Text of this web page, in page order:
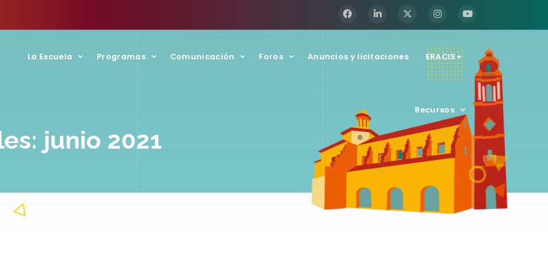
La Escuela Programas Comunicación Foros Anuncios y licitaciones ERACIS+
Recursos
junio 2021